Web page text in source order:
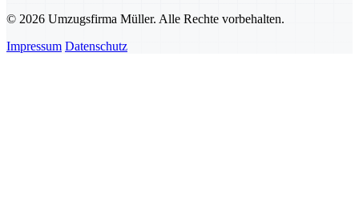
© 2026 Umzugsfirma Müller. Alle Rechte vorbehalten.
Impressum Datenschutz